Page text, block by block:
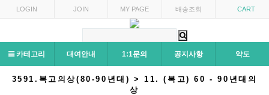
LOGIN JOIN MY PAGE 배송조회 CART
카테고리 대여안내 1:1문의 공지사항 약도
3591.복고의상(80-90년대) > 11. (복고) 60 - 90년대의
상